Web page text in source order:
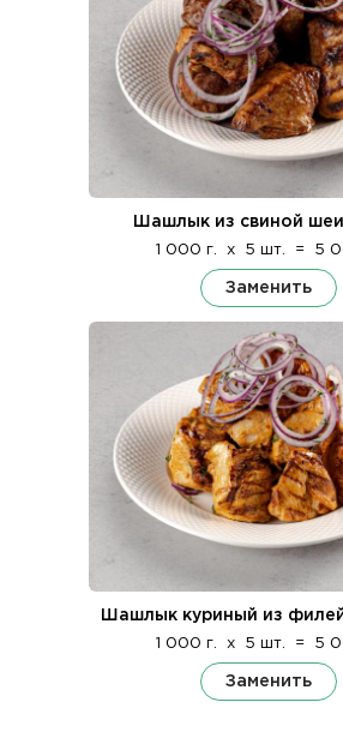
Шашлык из свиной
1 000 г. x 5 шт. = 5
Заменить
Шашлык куриный из
1 000 г. x 5 шт. = 5
Заменить